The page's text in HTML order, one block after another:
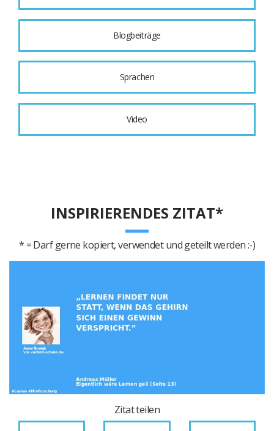
Blogbeiträge
Sprachen
Video
INSPIRIERENDES ZITAT*
* = Darf gerne kopiert, verwendet und geteilt werden :-)
Zitat teilen